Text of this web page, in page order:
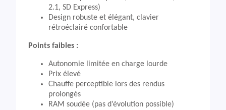
2.1, SD Express)
Design robuste et élégant, clavier
rétroéclairé confortable
Points faibles :
Autonomie limitée en charge lourde
Prix élevé
Chauffe perceptible lors des rendus
prolongés
RAM soudée (pas d’évolution possible)